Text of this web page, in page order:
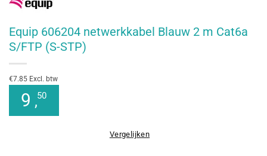
Equip 606204 netwerkkabel Blauw 2 m Cat6a
S/FTP (S-STP)
€7.85 Excl. btw
9 ,50
Vergelijken